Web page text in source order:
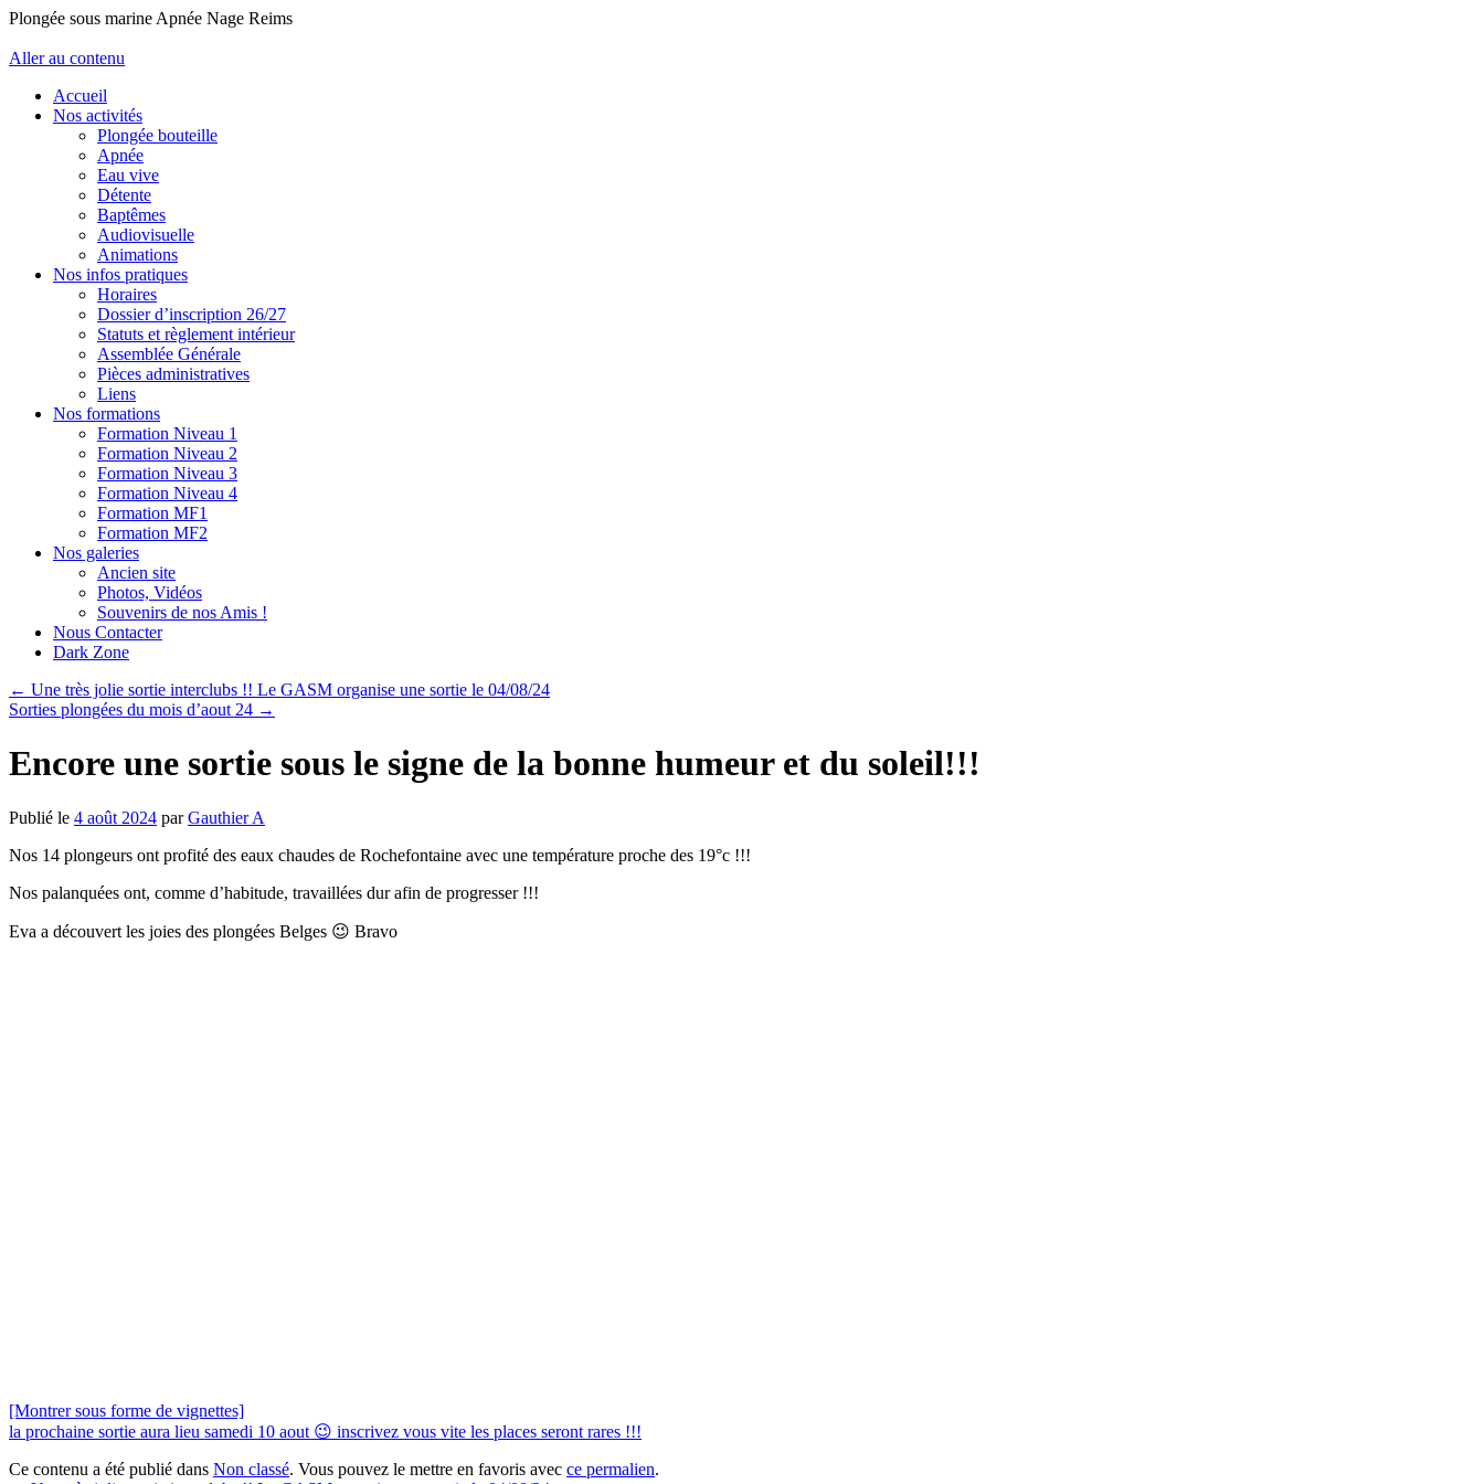
Plongée sous marine Apnée Nage Reims
Aller au contenu
Accueil
Nos activités
Plongée bouteille
Apnée
Eau vive
Détente
Baptêmes
Audiovisuelle
Animations
Nos infos pratiques
Horaires
Dossier d’inscription 26/27
Statuts et règlement intérieur
Assemblée Générale
Pièces administratives
Liens
Nos formations
Formation Niveau 1
Formation Niveau 2
Formation Niveau 3
Formation Niveau 4
Formation MF1
Formation MF2
Nos galeries
Ancien site
Photos, Vidéos
Souvenirs de nos Amis !
Nous Contacter
Dark Zone
← Une très jolie sortie interclubs !! Le GASM organise une sortie le 04/08/24
Sorties plongées du mois d’aout 24 →
Encore une sortie sous le signe de la bonne humeur et du soleil!!!
Publié le 4 août 2024 par Gauthier A
Nos 14 plongeurs ont profité des eaux chaudes de Rochefontaine avec une température proche des 19°c !!!
Nos palanquées ont, comme d’habitude, travaillées dur afin de progresser !!!
Eva a découvert les joies des plongées Belges 😉 Bravo
[Montrer sous forme de vignettes]
la prochaine sortie aura lieu samedi 10 aout 😉 inscrivez vous vite les places seront rares !!!
Ce contenu a été publié dans Non classé. Vous pouvez le mettre en favoris avec ce permalien.